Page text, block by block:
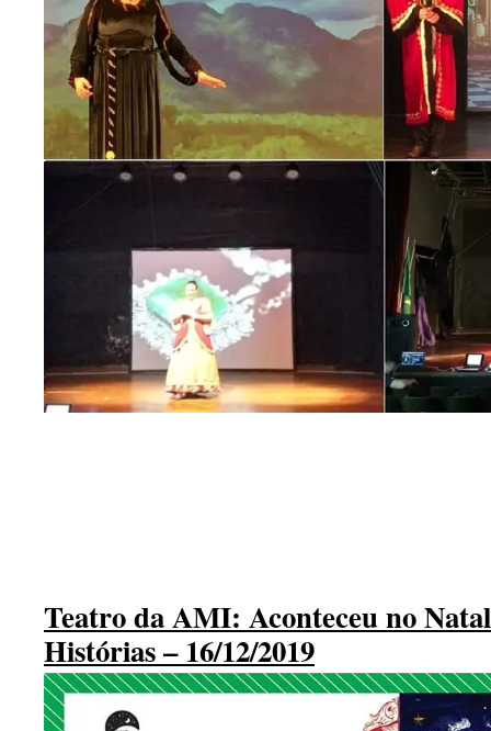
Teatro da AMI: Aconteceu no
Histórias – 16/12/2019